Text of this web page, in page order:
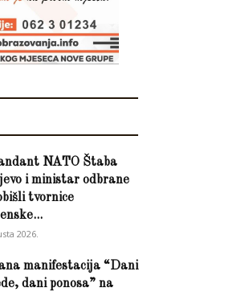
NATO Štaba
i ministar odbrane
tvornice
2026.
manifestacija “Dani
dani ponosa” na